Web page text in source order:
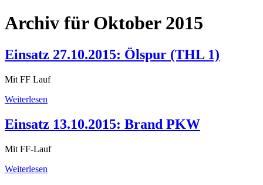
Archiv für Oktober 2015
Einsatz 27.10.2015: Ölspur (THL 1)
Mit FF Lauf
Weiterlesen
Einsatz 13.10.2015: Brand PKW
Mit FF-Lauf
Weiterlesen